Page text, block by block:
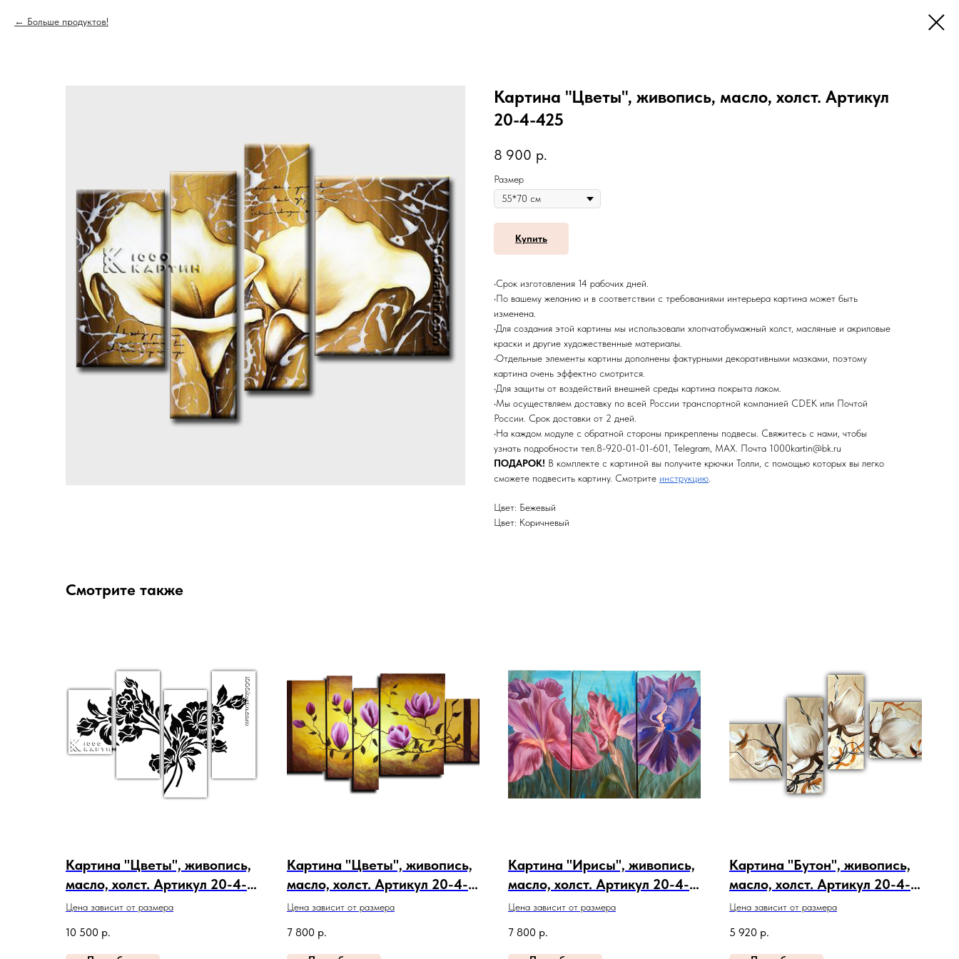
Больше продуктов!
Картина "Цветы", живопись, масло, холст. Артикул
20-4-425
8 900 р.
Размер
Купить
•Срок изготовления 14 рабочих дней.
•По вашему желанию и в соответствии с требованиями интерьера картина может быть
изменена.
•Для создания этой картины мы использовали хлопчатобумажный холст, масляные и акриловые
краски и другие художественные материалы.
•Отдельные элементы картины дополнены фактурными декоративными мазками, поэтому
картина очень эффектно смотрится.
•Для защиты от воздействий внешней среды картина покрыта лаком.
•Мы осуществляем доставку по всей России транспортной компанией CDEK или Почтой
России. Срок доставки от 2 дней.
•На каждом модуле с обратной стороны прикреплены подвесы. Свяжитесь с нами, чтобы
узнать подробности тел.8-920-01-01-601, Telegram, MAX. Почта 1000kartin@bk.ru
ПОДАРОК! В комплекте с картиной вы получите крючки Толли, с помощью которых вы легко
сможете подвесить картину. Смотрите инструкцию
Цвет: Бежевый
Цвет: Коричневый
Смотрите также
Картина "Цветы", живопись,
масло, холст. Артикул 20-4-
410
Цена зависит от размера
10 500 р.
Картина "Цветы", живопись,
масло, холст. Артикул 20-4-
124
Цена зависит от размера
7 800 р.
Картина "Ирисы", живопись,
масло, холст. Артикул 20-4-
116
Цена зависит от размера
7 800 р.
Картина "Бутон", живопись,
масло, холст. Артикул 20-4-
190
Цена зависит от размера
5 920 р.